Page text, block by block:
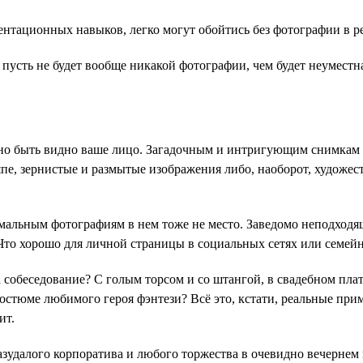
навыков, легко могут обойтись без фотографии в
не будет вообще никакой фотографии, чем будет
быть видно ваше лицо. Загадочным и интригующим
зернистые и размытые изображения либо, наоборот,
фотографиям в нем тоже не место. Заведомо
хорошо для личной страницы в социальных сетях или
С голым торсом и со штангой, в свадебном
любимого героя фэнтези? Всё это, кстати, реальные
корпоратива и любого торжества в очевидно